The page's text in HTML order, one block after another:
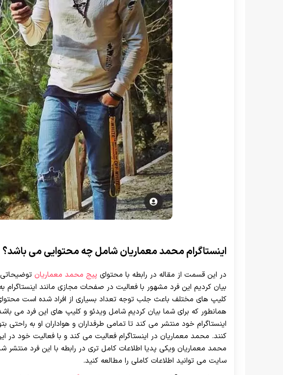
اینستاگرام محمد معماریان شامل چه محتوایی می باشد؟
در این قسمت از مقاله در رابطه با محتوای پیج محمد معماریان توضیحاتی
بیان کردیم این فرد مشهور با فعالیت در صفحات مجازی مانند
کلیپ های مختلف باعث جلب توجه تعداد بسیاری از افراد شده است
همانطور که برای شما بیان کردیم شامل ویدئو و کلیپ های این فرد می
اینستاگرام خود منتشر می‌ کند تا تمامی طرفداران و هواداران او به راحتی
کنند. محمد معماریان در اینستاگرام فعالیت می کند و با فعالیت خود
محمد معماریان ویکی پدیا اطلاعات کامل تری در رابطه با این فرد
سایت می توانید اطلاعات کاملی را مطالعه کنید.